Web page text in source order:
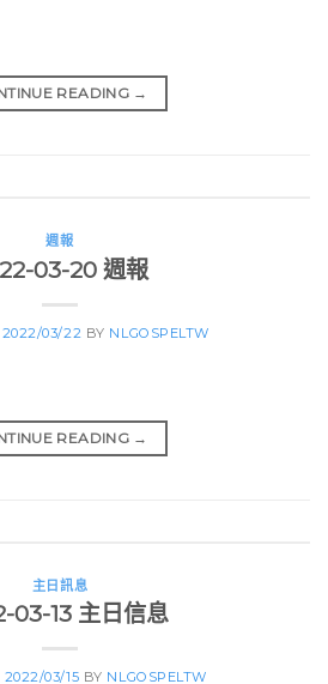
READING →
週報
03-20 週報
2022/03/22 BY NLGOSPELTW
READING →
主日訊息
03-13 主日信息
2022/03/15 BY NLGOSPELTW